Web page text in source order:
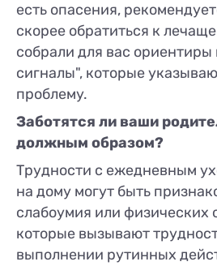
есть опасения,
скорее обратиться к
собрали для вас
сигналы", которые
проблему.
Заботятся ли ваши
должным образом?
Трудности с ежедневным
на дому могут быть
слабоумия или физических
которые вызывают
выполнении рутинных